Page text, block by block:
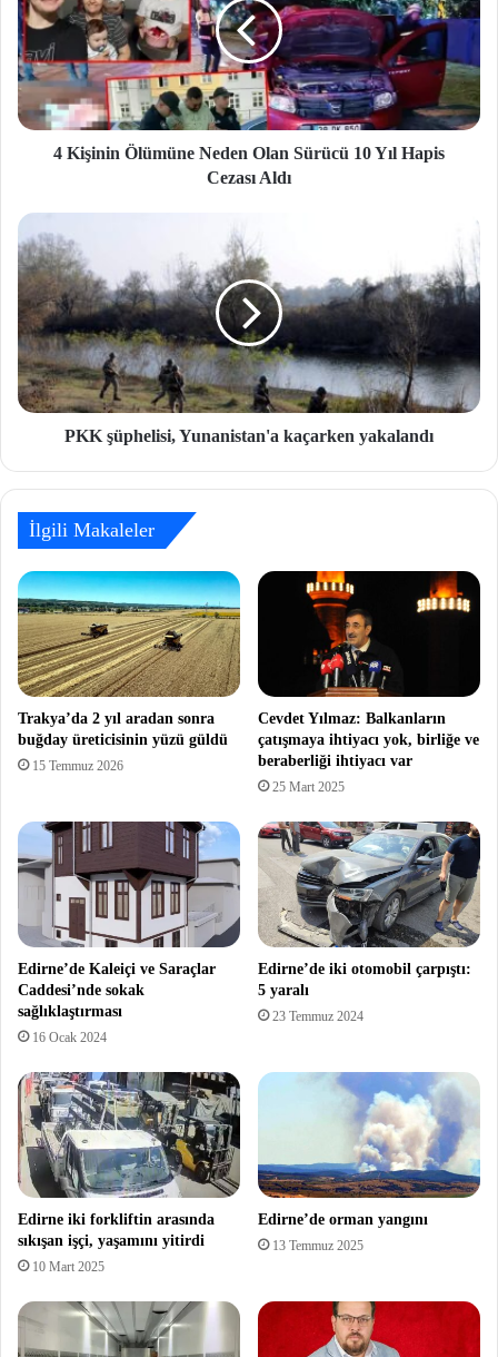
4 Kişinin Ölümüne Neden Olan Sürücü 10 Yıl Hapis
Cezası Aldı
PKK şüphelisi, Yunanistan'a kaçarken yakalandı
İlgili Makaleler
Trakya’da 2 yıl aradan sonra
buğday üreticisinin yüzü güldü
15 Temmuz 2026
Cevdet Yılmaz: Balkanların
çatışmaya ihtiyacı yok, birliğe ve
beraberliği ihtiyacı var
25 Mart 2025
Edirne’de Kaleiçi ve Saraçlar
Caddesi’nde sokak
sağlıklaştırması
16 Ocak 2024
Edirne’de iki otomobil çarpıştı:
5 yaralı
23 Temmuz 2024
Edirne iki forkliftin arasında
sıkışan işçi, yaşamını yitirdi
10 Mart 2025
Edirne’de orman yangını
13 Temmuz 2025